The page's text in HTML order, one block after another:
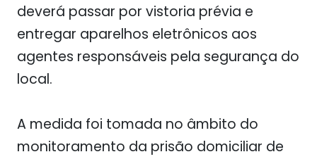
deverá passar por vistoria prévia e
entregar aparelhos eletrônicos aos
agentes responsáveis pela segurança do
local.
A medida foi tomada no âmbito do
monitoramento da prisão domiciliar de